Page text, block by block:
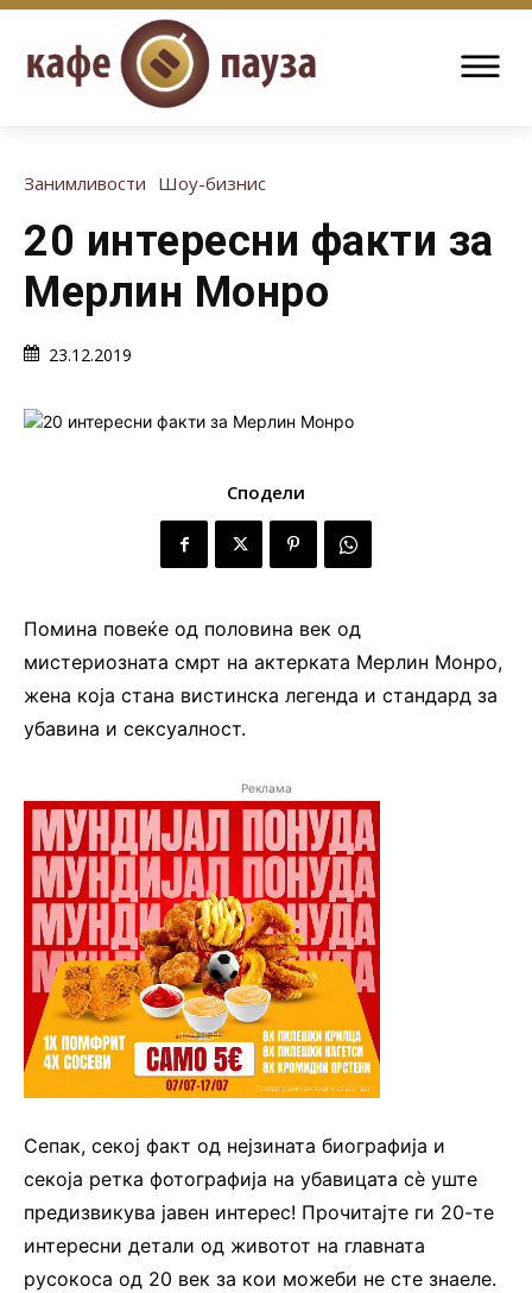
Занимливости Шоу-бизнис
20 интересни факти за
Мерлин Монро
23.12.2019
Сподели
Помина повеќе од половина век од
мистериозната смрт на актерката Мерлин Монро,
жена која стана вистинска легенда и стандард за
убавина и сексуалност.
Реклама
Сепак, секој факт од нејзината биографија и
секоја ретка фотографија на убавицата сè уште
предизвикува јавен интерес! Прочитајте ги 20-те
интересни детали од животот на главната
русокоса од 20 век за кои можеби не сте знаеле.